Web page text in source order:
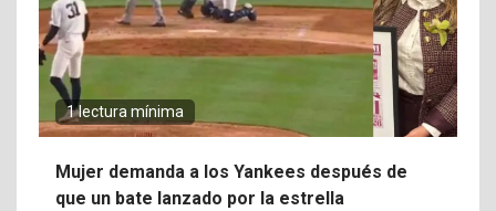
1 lectura mínima
Mujer demanda a los Yankees después de
que un bate lanzado por la estrella